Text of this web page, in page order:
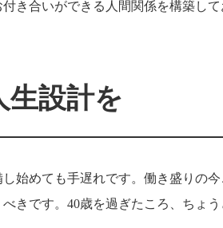
き合いができる人間関係を構築し
生設計を
始めても手遅れです。働き盛りの
きです。40歳を過ぎたころ、ちょ